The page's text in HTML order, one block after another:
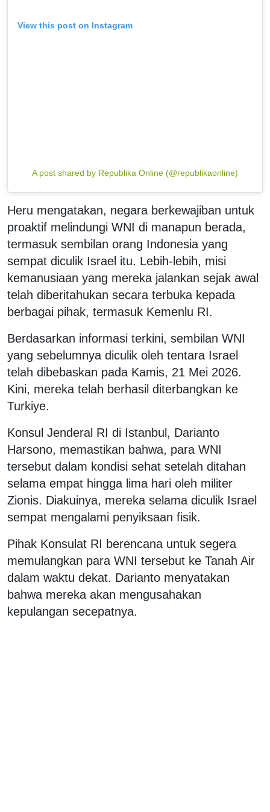
View this post on Instagram
A post shared by Republika Online (@republikaonline)
Heru mengatakan, negara berkewajiban untuk
proaktif melindungi WNI di manapun berada,
termasuk sembilan orang Indonesia yang
sempat diculik Israel itu. Lebih-lebih, misi
kemanusiaan yang mereka jalankan sejak awal
telah diberitahukan secara terbuka kepada
berbagai pihak, termasuk Kemenlu RI.
Berdasarkan informasi terkini, sembilan WNI
yang sebelumnya diculik oleh tentara Israel
telah dibebaskan pada Kamis, 21 Mei 2026.
Kini, mereka telah berhasil diterbangkan ke
Turkiye.
Konsul Jenderal RI di Istanbul, Darianto
Harsono, memastikan bahwa, para WNI
tersebut dalam kondisi sehat setelah ditahan
selama empat hingga lima hari oleh militer
Zionis. Diakuinya, mereka selama diculik Israel
sempat mengalami penyiksaan fisik.
Pihak Konsulat RI berencana untuk segera
memulangkan para WNI tersebut ke Tanah Air
dalam waktu dekat. Darianto menyatakan
bahwa mereka akan mengusahakan
kepulangan secepatnya.